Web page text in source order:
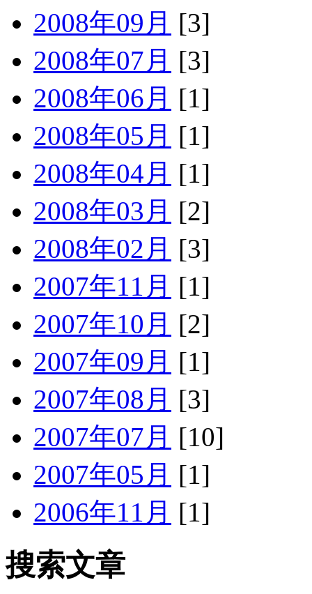
2008年09月 [3]
2008年07月 [3]
2008年06月 [1]
2008年05月 [1]
2008年04月 [1]
2008年03月 [2]
2008年02月 [3]
2007年11月 [1]
2007年10月 [2]
2007年09月 [1]
2007年08月 [3]
2007年07月 [10]
2007年05月 [1]
2006年11月 [1]
搜索文章